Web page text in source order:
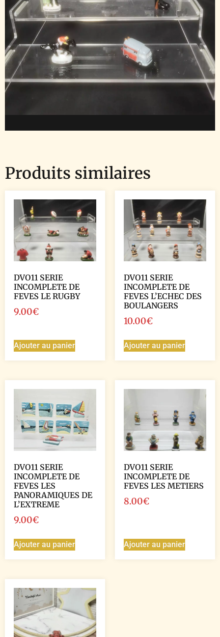
Produits similaires
DVO11 SERIE
INCOMPLETE DE
FEVES LE RUGBY
9.00€
Ajouter au panier
DVO11 SERIE
INCOMPLETE DE
FEVES L’ECHEC DES
BOULANGERS
10.00€
Ajouter au panier
DVO11 SERIE
INCOMPLETE DE
FEVES LES
PANORAMIQUES DE
L’EXTREME
9.00€
Ajouter au panier
DVO11 SERIE
INCOMPLETE DE
FEVES LES METIERS
8.00€
Ajouter au panier